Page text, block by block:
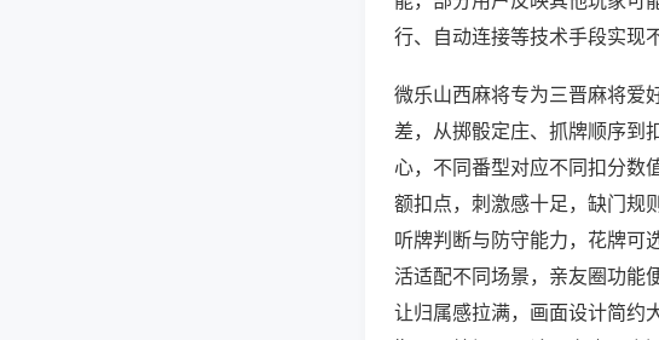
行、自动连接等技术手段实现
微乐山西麻将专为三晋麻将爱
差，从掷骰定庄、抓牌顺序到
心，不同番型对应不同扣分数
额扣点，刺激感十足，缺门规
听牌判断与防守能力，花牌可
活适配不同场景，亲友圈功能
让归属感拉满，画面设计简约